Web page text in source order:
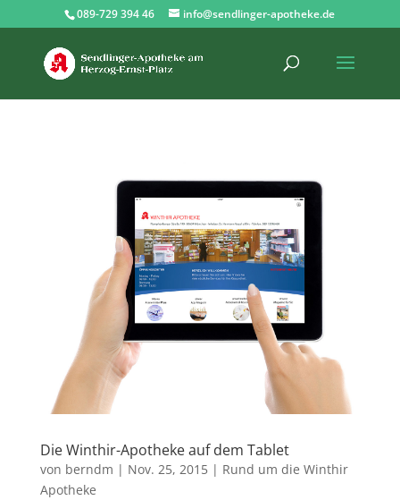
089-729 394 46 info@sendlinger-apotheke.de
Die Winthir-Apotheke auf dem Tablet
von berndm | Nov. 25, 2015 | Rund um die Winthir
Apotheke